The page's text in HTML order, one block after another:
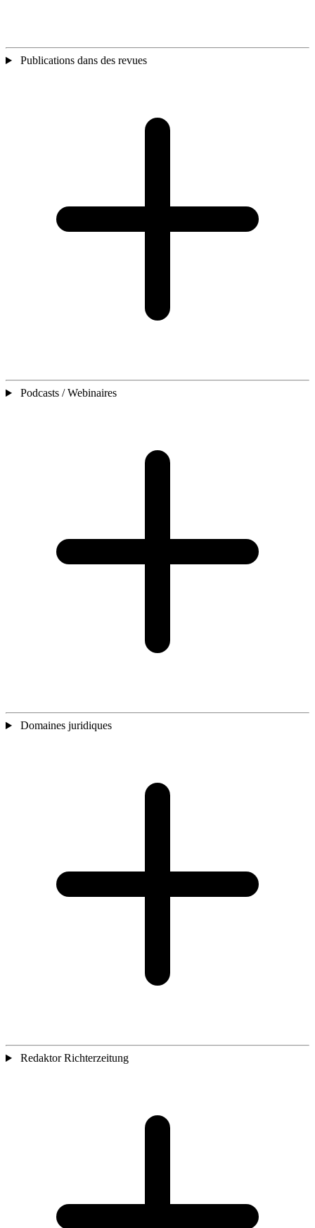
Publications dans des revues
Podcasts / Webinaires
Domaines juridiques
Redaktor Richterzeitung